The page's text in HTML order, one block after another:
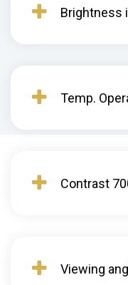
Brightness
Temp.
Contrast
Viewing